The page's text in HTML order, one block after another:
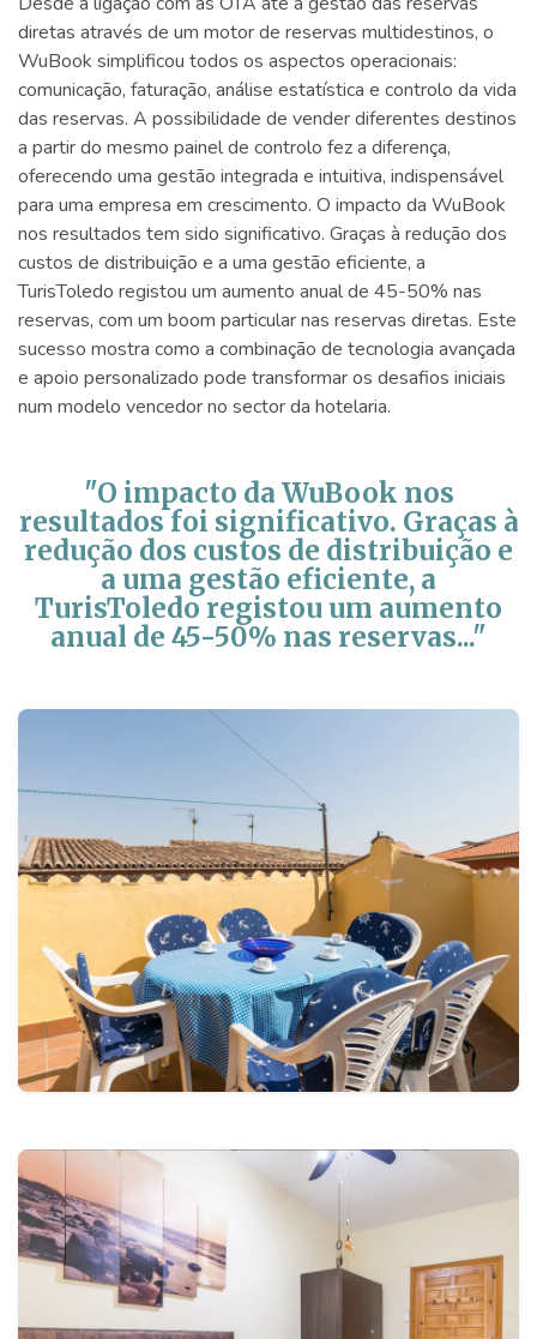
diretas através de um motor de reservas multidestinos, o
WuBook simplificou todos os aspectos operacionais:
comunicação, faturação, análise estatística e controlo da vida
das reservas. A possibilidade de vender diferentes destinos
a partir do mesmo painel de controlo fez a diferença,
oferecendo uma gestão integrada e intuitiva, indispensável
para uma empresa em crescimento. O impacto da WuBook
nos resultados tem sido significativo. Graças à redução dos
custos de distribuição e a uma gestão eficiente, a
TurisToledo registou um aumento anual de 45-50% nas
reservas, com um boom particular nas reservas diretas. Este
sucesso mostra como a combinação de tecnologia avançada
e apoio personalizado pode transformar os desafios iniciais
num modelo vencedor no sector da hotelaria.
"O impacto da WuBook nos
resultados foi significativo. Graças à
redução dos custos de distribuição e
a uma gestão eficiente, a
TurisToledo registou um aumento
anual de 45-50% nas reservas..."